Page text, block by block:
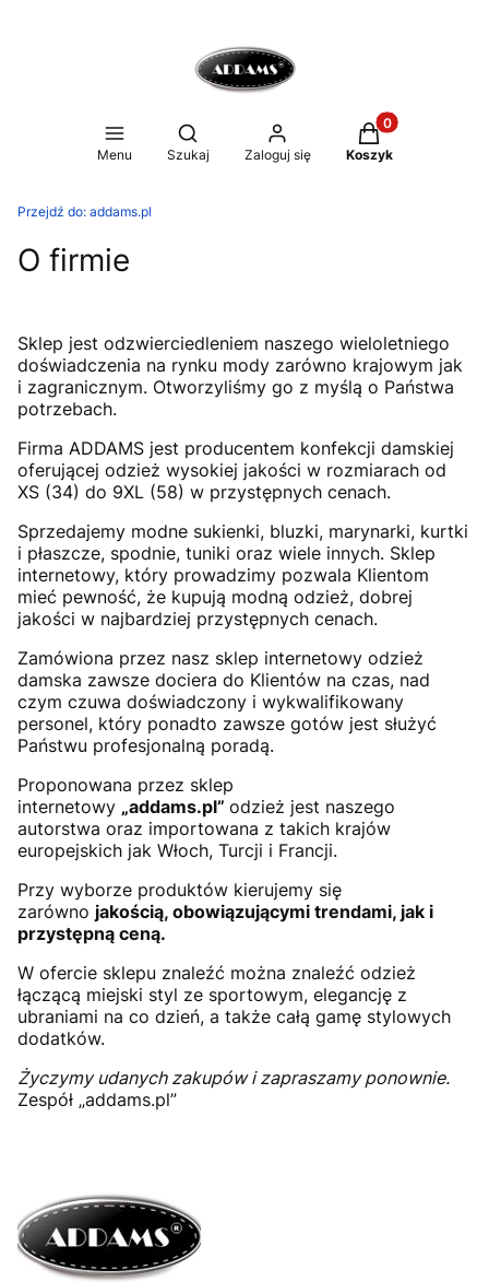
Menu
Otwórz wyszukiwarkę
Szukaj Zaloguj się
Produkty w
Koszyk
Przejdź do: addams.pl
O firmie
Sklep jest odzwierciedleniem naszego wieloletniego
doświadczenia na rynku mody zarówno krajowym jak
i zagranicznym. Otworzyliśmy go z myślą o Państwa
potrzebach.
Firma ADDAMS jest producentem konfekcji damskiej
oferującej odzież wysokiej jakości w rozmiarach od
XS (34) do 9XL (58) w przystępnych cenach.
Sprzedajemy modne sukienki, bluzki, marynarki, kurtki
i płaszcze, spodnie, tuniki oraz wiele innych. Sklep
internetowy, który prowadzimy pozwala Klientom
mieć pewność, że kupują modną odzież, dobrej
jakości w najbardziej przystępnych cenach.
Zamówiona przez nasz sklep internetowy odzież
damska zawsze dociera do Klientów na czas, nad
czym czuwa doświadczony i wykwalifikowany
personel, który ponadto zawsze gotów jest służyć
Państwu profesjonalną poradą.
Proponowana przez sklep
internetowy „addams.pl” odzież jest naszego
autorstwa oraz importowana z takich krajów
europejskich jak Włoch, Turcji i Francji.
Przy wyborze produktów kierujemy się
zarówno jakością, obowiązującymi trendami, jak i
przystępną ceną.
W ofercie sklepu znaleźć można znaleźć odzież
łączącą miejski styl ze sportowym, elegancję z
ubraniami na co dzień, a także całą gamę stylowych
dodatków.
Życzymy udanych zakupów i zapraszamy ponownie.
Zespół „addams.pl”